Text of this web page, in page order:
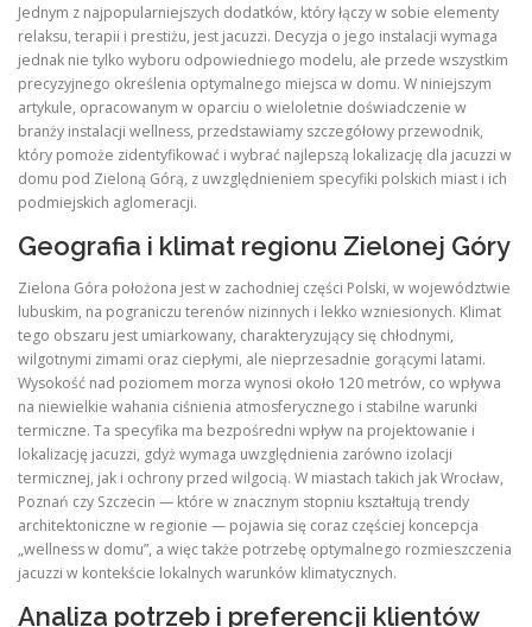
Jednym z najpopularniejszych dodatków, który łączy w sobie elementy
relaksu, terapii i prestiżu, jest jacuzzi. Decyzja o jego instalacji wymaga
jednak nie tylko wyboru odpowiedniego modelu, ale przede wszystkim
precyzyjnego określenia optymalnego miejsca w domu. W niniejszym
artykule, opracowanym w oparciu o wieloletnie doświadczenie w
branży instalacji wellness, przedstawiamy szczegółowy przewodnik,
który pomoże zidentyfikować i wybrać najlepszą lokalizację dla jacuzzi w
domu pod Zieloną Górą, z uwzględnieniem specyfiki polskich miast i ich
podmiejskich aglomeracji.
Geografia i klimat regionu Zielonej Góry
Zielona Góra położona jest w zachodniej części Polski, w województwie
lubuskim, na pograniczu terenów nizinnych i lekko wzniesionych. Klimat
tego obszaru jest umiarkowany, charakteryzujący się chłodnymi,
wilgotnymi zimami oraz ciepłymi, ale nieprzesadnie gorącymi latami.
Wysokość nad poziomem morza wynosi około 120 metrów, co wpływa
na niewielkie wahania ciśnienia atmosferycznego i stabilne warunki
termiczne. Ta specyfika ma bezpośredni wpływ na projektowanie i
lokalizację jacuzzi, gdyż wymaga uwzględnienia zarówno izolacji
termicznej, jak i ochrony przed wilgocią. W miastach takich jak Wrocław,
Poznań czy Szczecin — które w znacznym stopniu kształtują trendy
architektoniczne w regionie — pojawia się coraz częściej koncepcja
„wellness w domu”, a więc także potrzebę optymalnego rozmieszczenia
jacuzzi w kontekście lokalnych warunków klimatycznych.
Analiza potrzeb i preferencji klientów